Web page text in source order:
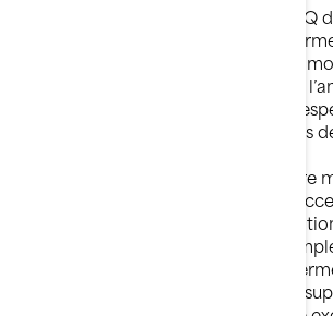
La clé du système d’accessoires LinQ
la méthode d’attache rapide qui
vaste éventail d’accessoires à votre
cordes sont faites pour l’ancrage et
pour arrimer votre équipement en
attaché tout au long de vos activités
Ne doutez plus de la solidité de votre
fixation de votre équipement. Les
sont conçus pour résister aux
difficiles, et se fixent à l’aide d’un
méthode d’installation sans outil
accessoires comme du rangement